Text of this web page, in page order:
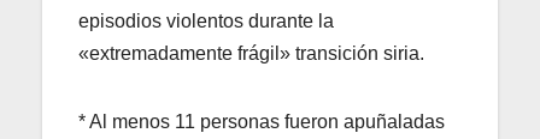
episodios violentos durante la
«extremadamente frágil» transición siria.
* Al menos 11 personas fueron apuñaladas